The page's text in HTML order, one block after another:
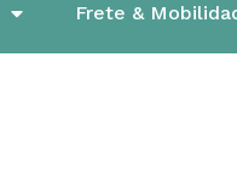
Frete &